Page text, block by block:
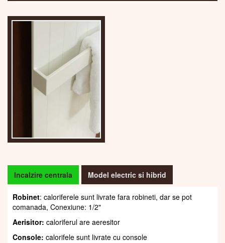
Incalzire centrala Model electric si hibrid
Robinet: caloriferele sunt livrate fara robineti, dar se pot
comanada, Conexiune: 1/2"
Aerisitor: caloriferul are aeresitor
Console: calorifele sunt livrate cu console